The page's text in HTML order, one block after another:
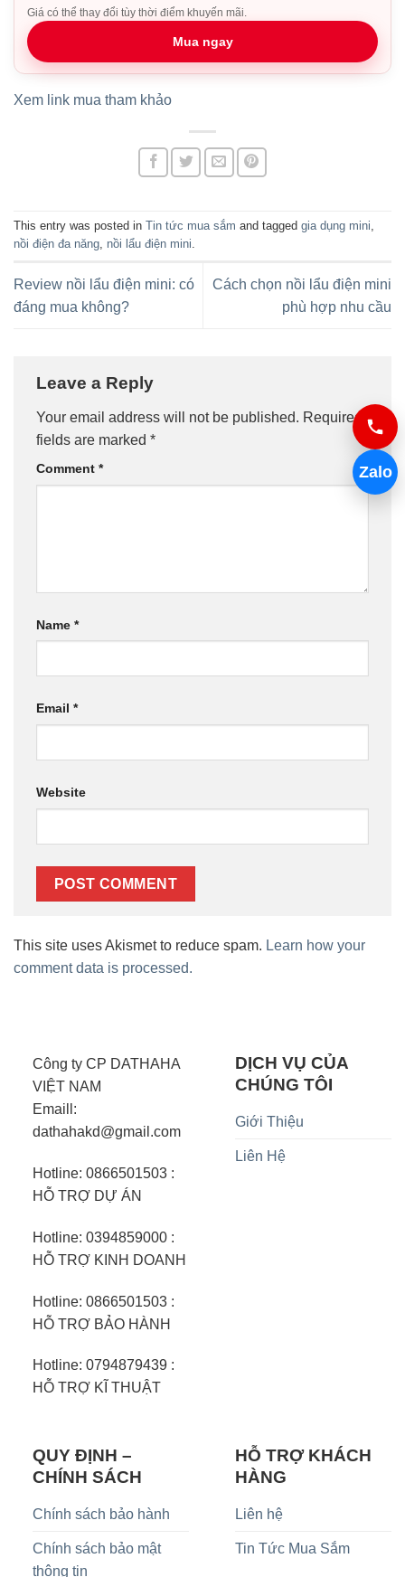
Giá có thể thay đổi tùy thời điểm khuyến mãi.
Mua ngay
Xem link mua tham khảo
This entry was posted in Tin tức mua sắm and tagged gia dụng mini,
nồi điện đa năng, nồi lẩu điện mini.
Review nồi lẩu điện mini: có
đáng mua không?
Cách chọn nồi lẩu điện mini
phù hợp nhu cầu
Leave a Reply
Your email address will not be published. Required
fields are marked *
Comment *
Name *
Email *
Website
This site uses Akismet to reduce spam. Learn how your
comment data is processed.
Công ty CP DATHAHA
VIỆT NAM
Emaill:
dathahakd@gmail.com
Hotline: 0866501503 :
HỖ TRỢ DỰ ÁN
Hotline: 0394859000 :
HỖ TRỢ KINH DOANH
Hotline: 0866501503 :
HỖ TRỢ BẢO HÀNH
Hotline: 0794879439 :
HỖ TRỢ KĨ THUẬT
DỊCH VỤ CỦA
CHÚNG TÔI
Giới Thiệu
Liên Hệ
QUY ĐỊNH –
CHÍNH SÁCH
Chính sách bảo hành
Chính sách bảo mật
thông tin
HỖ TRỢ KHÁCH
HÀNG
Liên hệ
Tin Tức Mua Sắm
Zalo